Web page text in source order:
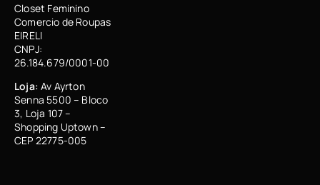
Closet Feminino
Comercio de Roupas
EIRELI
CNPJ:
26.184.679/0001-00
Loja:Av Ayrton
Senna 5500 – Bloco
3, Loja 107 –
Shopping Uptown –
CEP 22775-005